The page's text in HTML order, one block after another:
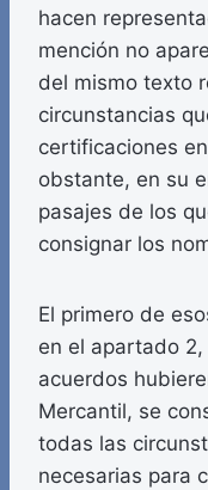
hacen
mención no
del mismo texto
circunstancias
certificaciones
obstante, en su
pasajes de los
consignar los
El primero de
en el apartado
acuerdos
Mercantil, se
todas las
necesarias para